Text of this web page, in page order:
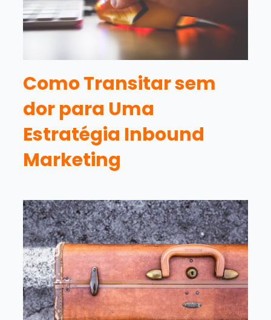
Como Transitar sem
dor para Uma
Estratégia Inbound
Marketing